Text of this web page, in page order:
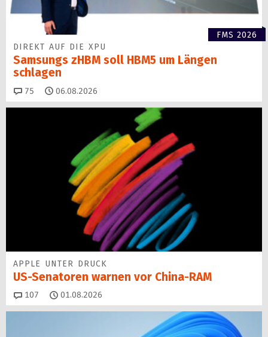
FMS 2026
DIREKT AUF DIE XPU
Samsungs zHBM soll HBM5 um Längen
schlagen
75 Kommentare
06.08.2026
APPLE UNTER DRUCK
US-Senatoren warnen vor China-RAM
107 Kommentare
01.08.2026